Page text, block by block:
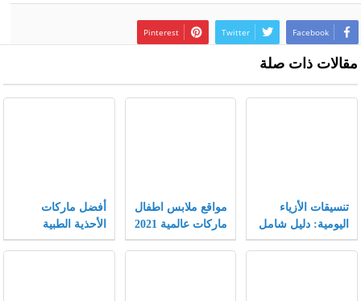
Facebook
Twitter
Pinterest
مقالات ذات صلة
تنسيقات الأزياء
اليومية: دليل شامل
يجمع بين الراحة
مواقع ملابس اطفال
ماركات عالمية 2021
أفضل ماركات
الأحذية الطبية
النسائية